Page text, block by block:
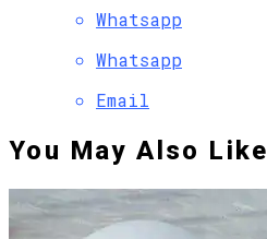
Whatsapp
Whatsapp
Email
You May Also Like